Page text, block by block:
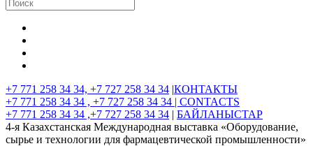
+7 771 258 34 34, +7 727 258 34 34 |КОНТАКТЫ
+7 771 258 34 34 , +7 727 258 34 34 | CONTACTS
+7 771 258 34 34 ,+7 727 258 34 34 | БАЙЛАНЫСТАР
4-я Казахстанская Международная выставка «Оборудование,
сырье и технологии для фармацевтической промышленности»